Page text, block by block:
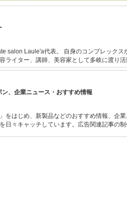
salon Laule'a代表。 自身のコンプレックス
ライター、講師、美容家として多岐に渡り活
、企業ニュース・おすすめ情報
をはじめ、新製品などのおすすめ情報、企
日々キャッチしています。広告関連記事の